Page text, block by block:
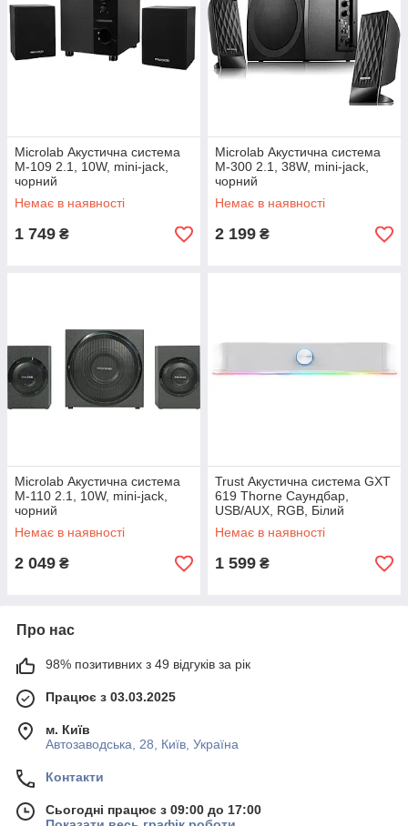
Microlab Акустична система
M-109 2.1, 10W, mini-jack,
чорний
Немає в наявності
1 749 ₴
Microlab Акустична система
M-300 2.1, 38W, mini-jack,
чорний
Немає в наявності
2 199 ₴
Microlab Акустична система
M-110 2.1, 10W, mini-jack,
чорний
Немає в наявності
2 049 ₴
Trust Акустична система GXT
619 Thorne Саундбар,
USB/AUX, RGB, Білий
Немає в наявності
1 599 ₴
Про нас
98% позитивних з 49 відгуків за рік
Працює з 03.03.2025
м. Київ
Автозаводська, 28, Київ, Україна
Контакти
Сьогодні працює з 09:00 до 17:00